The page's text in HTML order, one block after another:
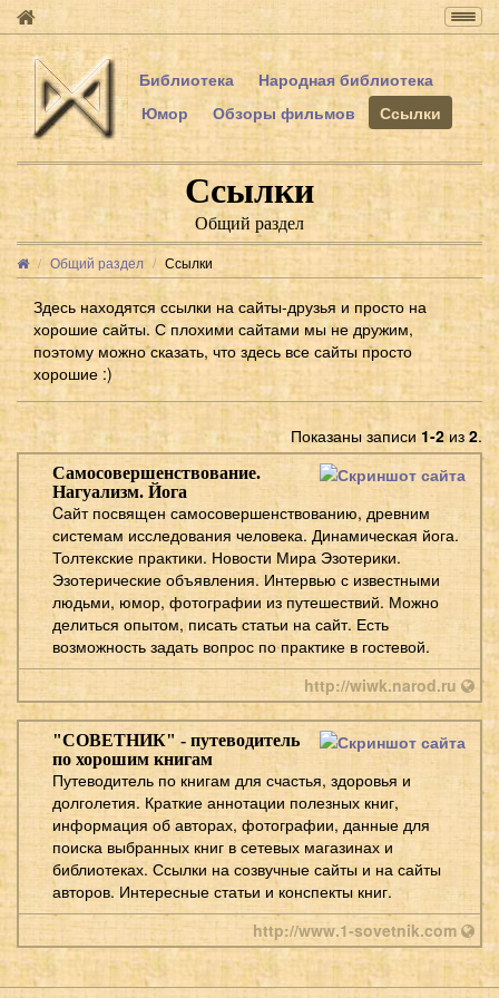
Библиотека
Народная библиотека
Юмор
Обзоры фильмов Ссылки
Ссылки
Общий раздел
Общий раздел Ссылки
Здесь находятся ссылки на сайты-друзья и просто на
хорошие сайты. С плохими сайтами мы не дружим,
поэтому можно сказать, что здесь все сайты просто
хорошие :)
Показаны записи 1-2из2.
Самосовершенствование.
Нагуализм. Йога
Cайт посвящен самосовершенствованию, древним
системам исследования человека. Динамическая йога.
Толтекские практики. Новости Мира Эзотерики.
Эзотерические объявления. Интервью с известными
людьми, юмор, фотографии из путешествий. Можно
делиться опытом, писать статьи на сайт. Есть
возможность задать вопрос по практике в гостевой.
http://wiwk.narod.ru
"СОВЕТНИК" - путеводитель
по хорошим книгам
Путеводитель по книгам для счастья, здоровья и
долголетия. Краткие аннотации полезных книг,
информация об авторах, фотографии, данные для
поиска выбранных книг в сетевых магазинах и
библиотеках. Ссылки на созвучные сайты и на сайты
авторов. Интересные статьи и конспекты книг.
http://www.1-sovetnik.com